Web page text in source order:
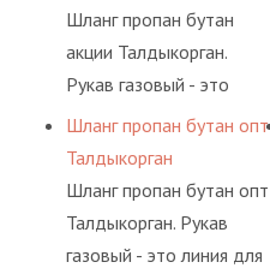
элементами системы.
различных типов
сжиженного газа
(кислород, аргон, метан,
ацетилен) между
определенными
элементами системы.
Шланг пропан бутан
акции Талдыкорган.
Рукав газовый - это
линия для подачи
сжатого воздуха и
различных типов
сжиженного газа
(кислород, аргон, метан,
Шланг пропан бутан опт
Талдыкорган
Шланг пропан бутан опт
Талдыкорган. Рукав
газовый - это линия для